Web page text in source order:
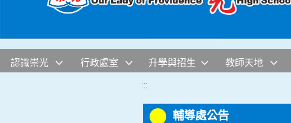
認識崇光 行政處室 升學與招生 教師天地
:::
輔導處公告